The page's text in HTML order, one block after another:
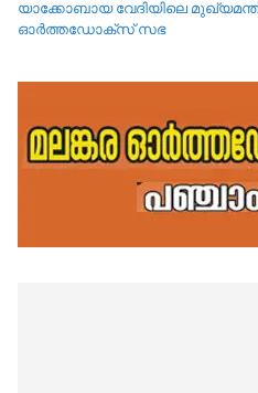
യാക്കോബായ വേദിയിലെ
ഓർത്തഡോക്സ് സഭ